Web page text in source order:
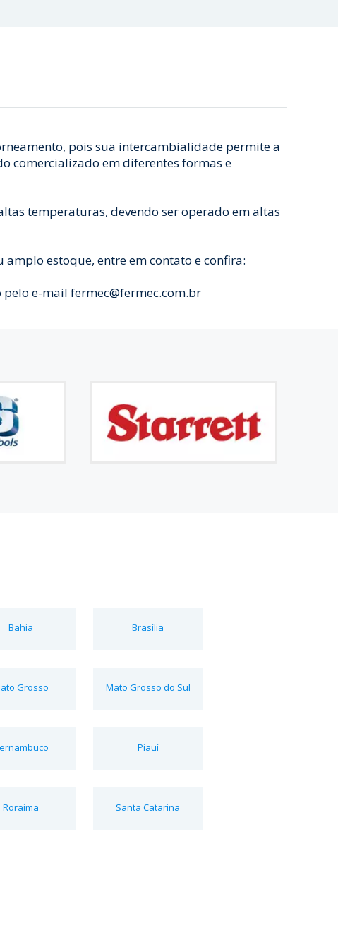
pois sua intercambialidade permite a
comercializado em diferentes formas e
temperaturas, devendo ser operado em altas
estoque, entre em contato e confira:
e-mail fermec@fermec.com.br
Bahia Brasília
Grosso Mato Grosso do Sul
Piauí
Roraima Santa Catarina